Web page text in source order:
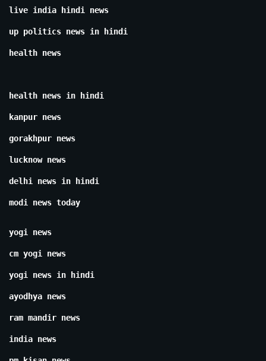
live india hindi news
up politics news in hindi
health news
health news in hindi
kanpur news
gorakhpur news
lucknow news
delhi news in hindi
modi news today
yogi news
cm yogi news
yogi news in hindi
ayodhya news
ram mandir news
india news